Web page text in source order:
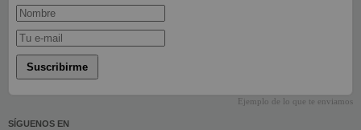
Suscribirme
Ejemplo de lo que te enviamos
SÍGUENOS EN